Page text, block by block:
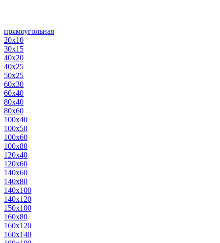
прямоугольная
20х10
30х15
40х20
40х25
50х25
60х30
60х40
80х40
80х60
100х40
100х50
100х60
100х80
120х40
120х60
140х60
140х80
140х100
140х120
150х100
160х80
160х120
160х140